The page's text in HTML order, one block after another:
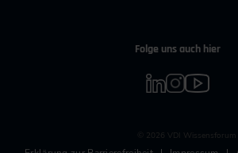
Folge uns auch hier
© 2026 VDI Wissensforum